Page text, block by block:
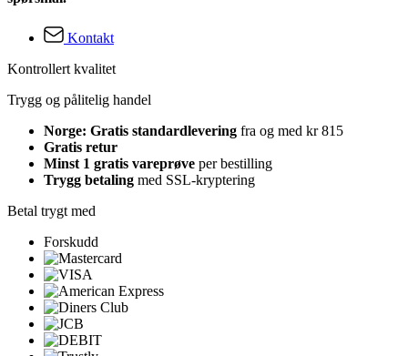
Kontakt
Kontrollert kvalitet
Trygg og pålitelig handel
Norge: Gratis standardlevering fra og med kr 815
Gratis retur
Minst 1 gratis vareprøve per bestilling
Trygg betaling med SSL-kryptering
Betal trygt med
Forskudd